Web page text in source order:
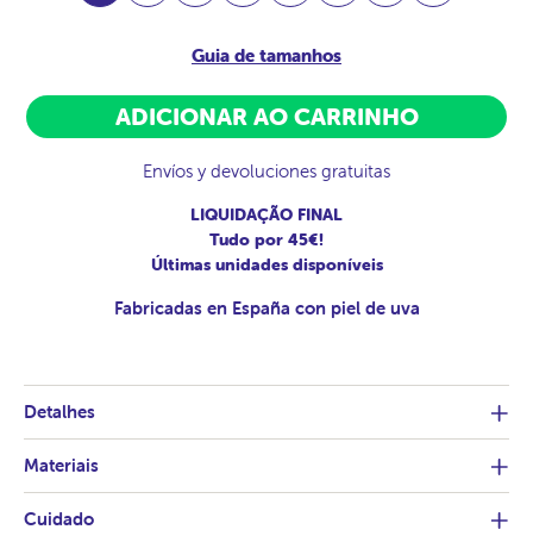
Guia de tamanhos
ADICIONAR AO CARRINHO
Envíos y devoluciones gratuitas
LIQUIDAÇÃO FINAL
Tudo por 45€!
Últimas unidades disponíveis
Fabricadas en España con piel de uva
Detalhes
Materiais
Cuidado